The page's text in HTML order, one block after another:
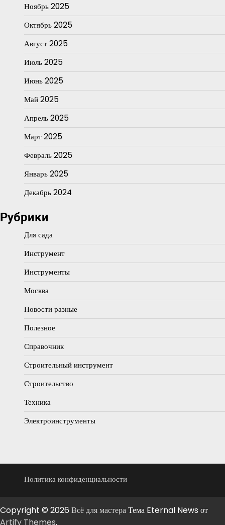
Ноябрь 2025
Октябрь 2025
Август 2025
Июль 2025
Июнь 2025
Май 2025
Апрель 2025
Март 2025
Февраль 2025
Январь 2025
Декабрь 2024
Рубрики
Для сада
Инструмент
Инструменты
Москва
Новости разные
Полезное
Справочник
Строительный инструмент
Строительство
Техника
Электроинструменты
Политика конфиденциальности
Copyright © 2026 Всё для мастераТема Eternal News от
Artify Themes.